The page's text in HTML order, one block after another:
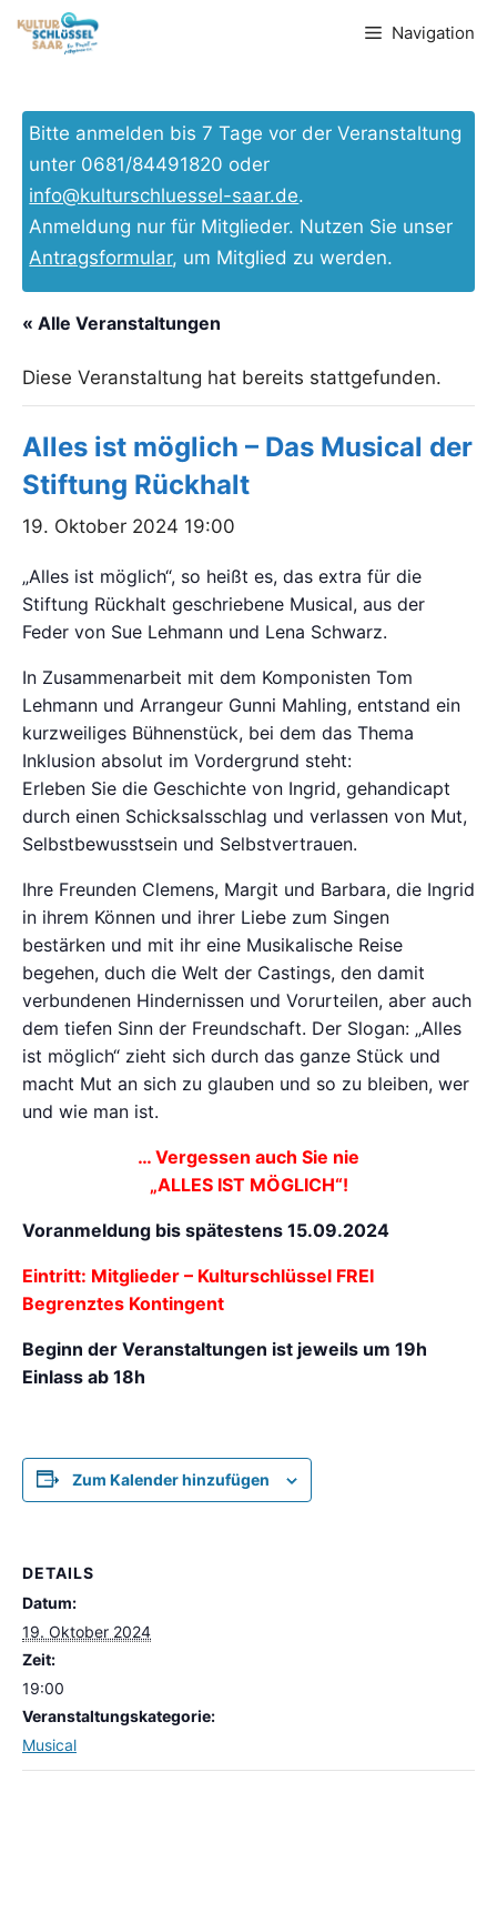
Inhalt
Navigation
Bitte anmelden bis 7 Tage vor der Veranstaltung
unter 0681/84491820 oder
info@kulturschluessel-saar.de.
Anmeldung nur für Mitglieder. Nutzen Sie unser
Antragsformular, um Mitglied zu werden.
« Alle Veranstaltungen
Diese Veranstaltung hat bereits stattgefunden.
Alles ist möglich – Das Musical der
Stiftung Rückhalt
19. Oktober 2024 19:00
„Alles ist möglich“, so heißt es, das extra für die
Stiftung Rückhalt geschriebene Musical, aus der
Feder von Sue Lehmann und Lena Schwarz.
In Zusammenarbeit mit dem Komponisten Tom
Lehmann und Arrangeur Gunni Mahling, entstand ein
kurzweiliges Bühnenstück, bei dem das Thema
Inklusion absolut im Vordergrund steht:
Erleben Sie die Geschichte von Ingrid, gehandicapt
durch einen Schicksalsschlag und verlassen von Mut,
Selbstbewusstsein und Selbstvertrauen.
Ihre Freunden Clemens, Margit und Barbara, die Ingrid
in ihrem Können und ihrer Liebe zum Singen
bestärken und mit ihr eine Musikalische Reise
begehen, duch die Welt der Castings, den damit
verbundenen Hindernissen und Vorurteilen, aber auch
dem tiefen Sinn der Freundschaft. Der Slogan: „Alles
ist möglich“ zieht sich durch das ganze Stück und
macht Mut an sich zu glauben und so zu bleiben, wer
und wie man ist.
… Vergessen auch Sie nie
„ALLES IST MÖGLICH“!
Voranmeldung bis spätestens 15.09.2024
Eintritt: Mitglieder – Kulturschlüssel FREI
Begrenztes Kontingent
Beginn der Veranstaltungen ist jeweils um 19h
Einlass ab 18h
Zum Kalender hinzufügen
DETAILS
Datum:
19. Oktober 2024
Zeit:
19:00
Veranstaltungskategorie:
Musical